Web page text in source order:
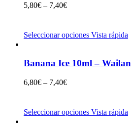
5,80€ – 7,40€
Seleccionar opciones Vista rápida
Banana Ice 10ml –
6,80€ – 7,40€
Seleccionar opciones Vista rápida